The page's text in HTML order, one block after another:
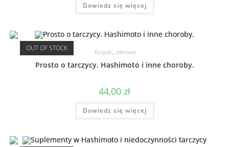
Dowiedz się więcej
OUT OF STOCK Książki, zdrowie
Prosto o tarczycy. Hashimoto i inne choroby.
44,00 zł
Dowiedz się więcej